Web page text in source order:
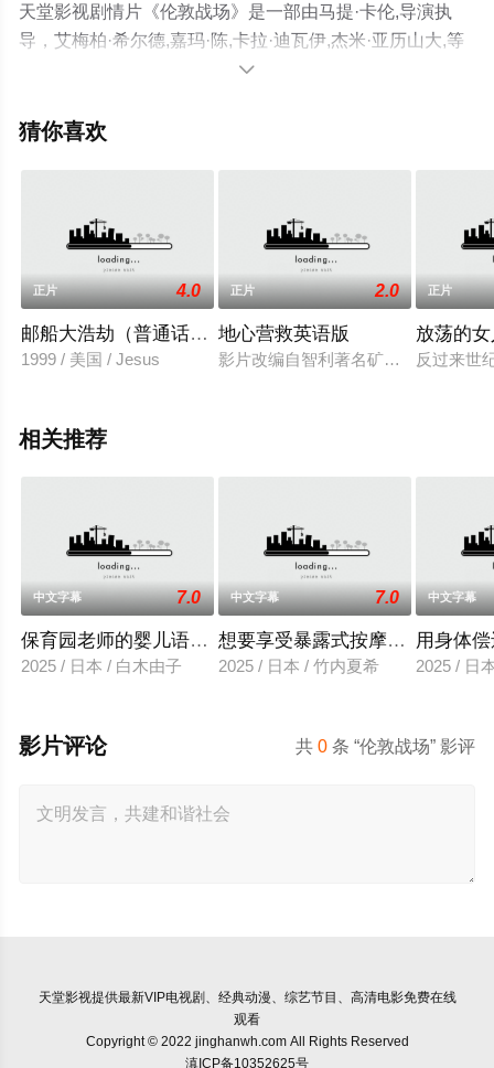
天堂影视剧情片《伦敦战场》是一部由马提·卡伦,导演执
导，艾梅柏·希尔德,嘉玛·陈,卡拉·迪瓦伊,杰米·亚历山大,等
演员精彩演绎的美国电影，手机免费观看高清无删减完整
影、电视猫或剧情网等平台了解。

猜你喜欢
正片 4.0
邮船大浩劫（普通话版）
1999 / 美国 / Jesus
正片 2.0
地心营救英语版
影片改编自智利著名矿难事件，讲述
正片
放荡的
反过来世
相关推荐
中文字幕 7.0
保育园老师的婴儿语让人超兴奋
2025 / 日本 / 白木由子
中文字幕 7.0
想要享受暴露式按摩的已婚女子
2025 / 日本 / 竹内夏希
中文字幕
用身体
2025 / 日
共0 条 “伦敦战场” 影评
影片评论
天堂影视提供最新VIP电视剧、经典动漫、综艺节目、高清电影免费在线
观看
Copyright © 2022 jinghanwh.com All Rights Reserved
滇ICP备10352625号